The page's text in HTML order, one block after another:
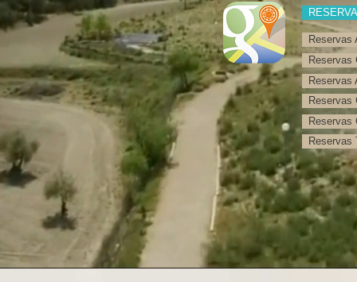
Reservas
Reservas
Reservas
Reservas
Reservas
Reservas